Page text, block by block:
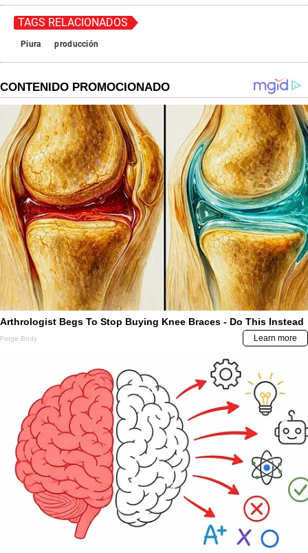
TAGS RELACIONADOS
Piura producción